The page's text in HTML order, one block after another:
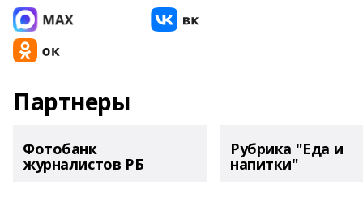
Партнеры
Фотобанк
журналистов РБ
Рубрика "Еда и
напитки"